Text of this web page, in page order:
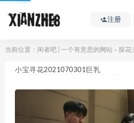
注册
当前位置： 闲者吧 | 一个有意思的网站 > 探花
小宝寻花2021070301巨乳